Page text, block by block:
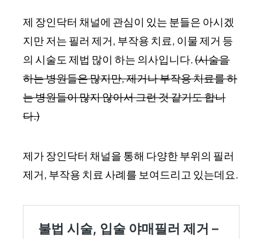
제 장인닥터 채널에 관심이 있는 분들은 아시겠
지만 저는 필러 제거, 부작용 치료, 이물 제거 등
의 시술도 제법 많이 하는 의사입니다.(시술을
하는 병원들은 많지만, 제거나 부작용 치료를 하
는 병원들이 많지 않아서 그런 것 같기도 합니
다.)
제가 장인닥터 채널을 통해 다양한 부위의 필러
제거, 부작용 치료 사례를 보여드리고 있는데요.